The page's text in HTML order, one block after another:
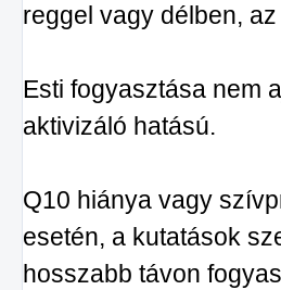
reggel vagy délben,
Esti fogyasztása nem
aktivizáló hatású.
Q10 hiánya vagy
esetén, a kutatások
hosszabb távon